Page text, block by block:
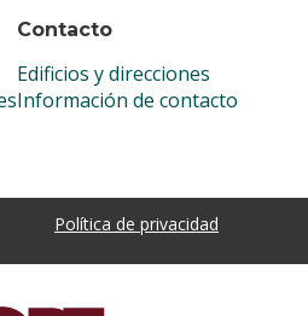
Contacto
Edificios y direcciones
Información de contacto
Política de privacidad